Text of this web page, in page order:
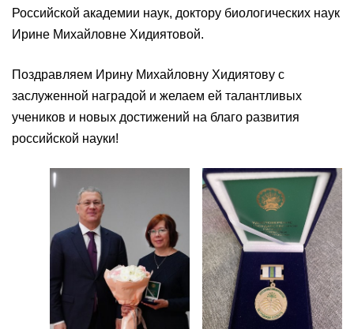
Российской академии наук, доктору биологических наук
Ирине Михайловне Хидиятовой.
Поздравляем Ирину Михайловну Хидиятову с
заслуженной наградой и желаем ей талантливых
учеников и новых достижений на благо развития
российской науки!